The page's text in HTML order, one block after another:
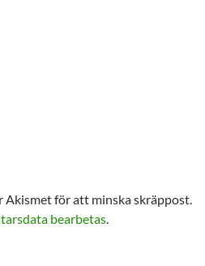
Akismet för att minska skräppost.
bearbetas.